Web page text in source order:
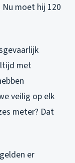
moet hij 120
met
veilig op elk
meter? Dat
er